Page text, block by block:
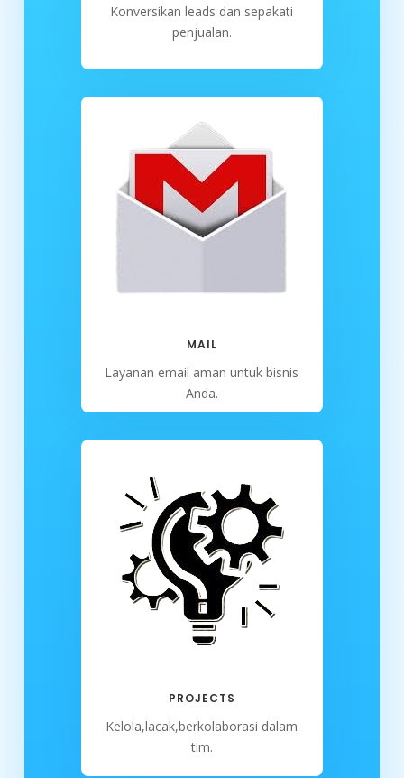
Konversikan leads dan sepakati
penjualan.
MAIL
Layanan email aman untuk bisnis
Anda.
PROJECTS
Kelola,lacak,berkolaborasi dalam
tim.